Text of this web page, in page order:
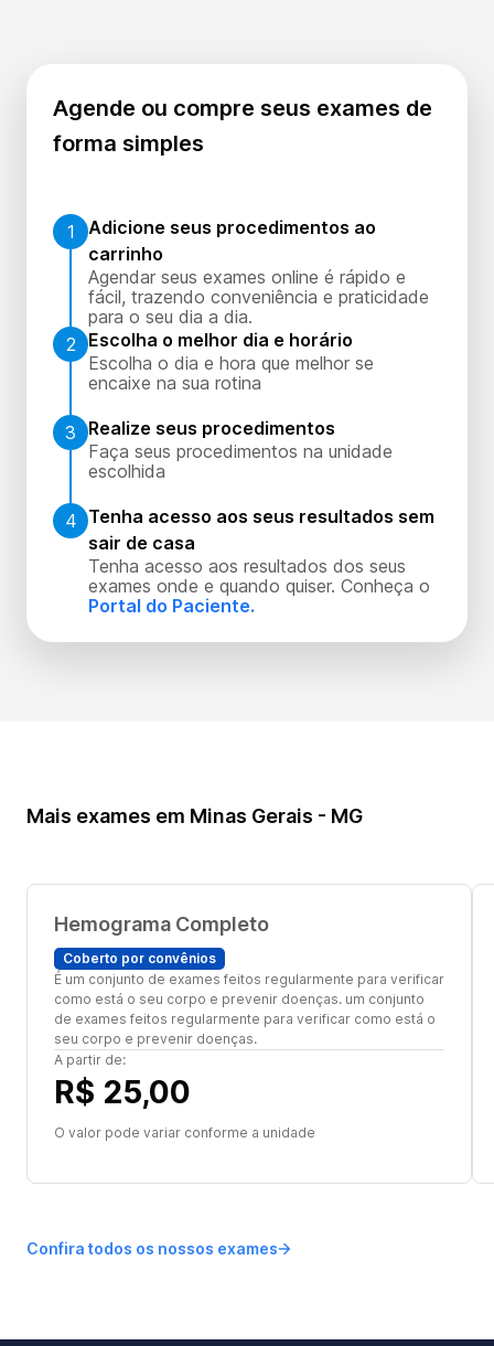
Agende ou compre seus exames de
forma simples
1
Adicione seus procedimentos ao
carrinho
Agendar seus exames online é rápido e
fácil, trazendo conveniência e praticidade
para o seu dia a dia.
2
Escolha o melhor dia e horário
Escolha o dia e hora que melhor se
encaixe na sua rotina
3
Realize seus procedimentos
Faça seus procedimentos na unidade
escolhida
4 Tenha acesso aos seus resultados sem
sair de casa
Tenha acesso aos resultados dos seus
exames onde e quando quiser. Conheça o
Portal do Paciente.
Mais exames em Minas Gerais - MG
Hemograma Completo
Coberto por convênios
É um conjunto de exames feitos regularmente para verificar
como está o seu corpo e prevenir doenças. um conjunto
de exames feitos regularmente para verificar como está o
seu corpo e prevenir doenças.
A partir de:
R$ 25,00
O valor pode variar conforme a unidade
Confira todos os nossos exames